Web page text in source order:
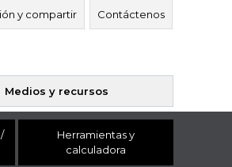
y compartir Contáctenos
Medios y recursos
Herramientas y
calculadora